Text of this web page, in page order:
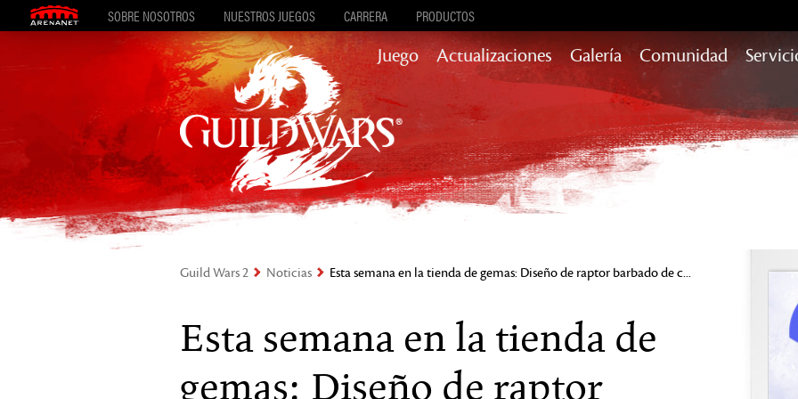
SOBRE NOSOTROS NUESTROS JUEGOS CARRERA PRODUCTOS
Juego Actualizaciones
Actualizaciones de contenido con
historia, recompensas y más
Heart of Thorns
Path of Fire
End of Dragons
Janthir Wilds
Eternity
Galería Comunidad
Guild Wars 2 Noticias Esta semana en la tienda de gemas: Diseño de raptor barbado de c...
Esta semana en la tienda de
gemas: Diseño de raptor